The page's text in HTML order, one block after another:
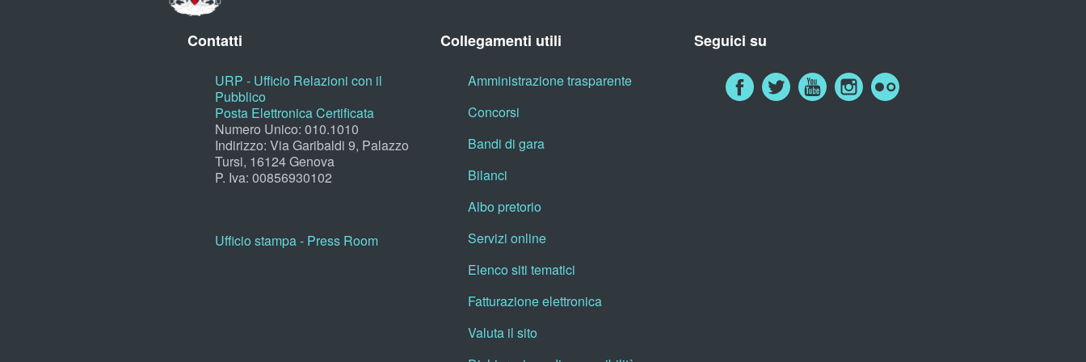
Contatti
URP - Ufficio Relazioni con il
Pubblico
Posta Elettronica Certificata
Numero Unico: 010.1010
Indirizzo: Via Garibaldi 9, Palazzo
Tursi, 16124 Genova
P. Iva: 00856930102
Ufficio stampa - Press Room
Collegamenti utili
Amministrazione trasparente
Concorsi
Bandi di gara
Bilanci
Albo pretorio
Servizi online
Elenco siti tematici
Fatturazione elettronica
Valuta il sito
Seguici su